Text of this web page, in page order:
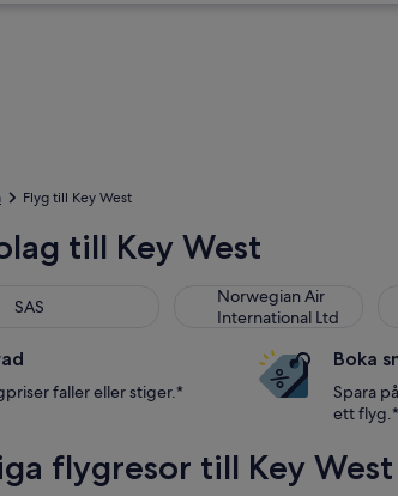
Flyg till Key West
till Key West
SAS
Norwegian Air
International Ltd
Norwegian Air
faller eller stiger.*
Boka
Spara
ett flyg.*
flygresor till Key West